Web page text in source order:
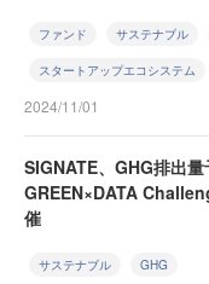
ファンド サステナブル
スタートアップエコシステム
2024/11/01
SIGNATE、GHG排出
GREEN×DATA
催
サステナブル GHG